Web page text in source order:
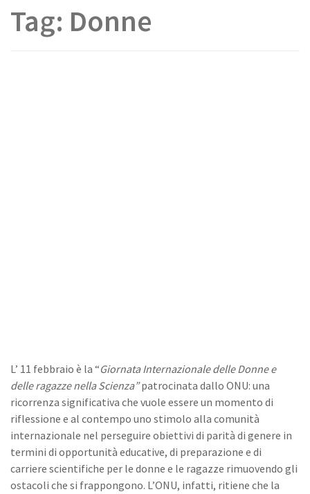
Tag: Donne
L’ 11 febbraio è la “Giornata Internazionale delle Donne e
delle ragazze nella Scienza”patrocinata dallo ONU: una
ricorrenza significativa che vuole essere un momento di
riflessione e al contempo uno stimolo alla comunità
internazionale nel perseguire obiettivi di parità di genere in
termini di opportunità educative, di preparazione e di
carriere scientifiche per le donne e le ragazze rimuovendo gli
ostacoli che si frappongono. L’ONU, infatti, ritiene che la